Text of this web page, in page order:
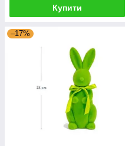
Купити
–17%